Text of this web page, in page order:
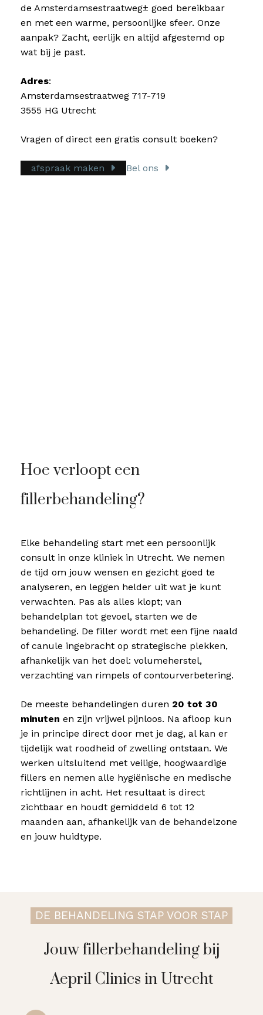
de Amsterdamsestraatweg± goed bereikbaar
en met een warme, persoonlijke sfeer. Onze
aanpak? Zacht, eerlijk en altijd afgestemd op
wat bij je past.
Adres:
Amsterdamsestraatweg 717-719
3555 HG Utrecht
Vragen of direct een gratis consult boeken?
afspraak maken Bel ons
Hoe verloopt een
fillerbehandeling?
Elke behandeling start met een persoonlijk
consult in onze kliniek in Utrecht. We nemen
de tijd om jouw wensen en gezicht goed te
analyseren, en leggen helder uit wat je kunt
verwachten. Pas als alles klopt; van
behandelplan tot gevoel, starten we de
behandeling. De filler wordt met een fijne naald
of canule ingebracht op strategische plekken,
afhankelijk van het doel: volumeherstel,
verzachting van rimpels of contourverbetering.
De meeste behandelingen duren 20 tot 30
minuten en zijn vrijwel pijnloos. Na afloop kun
je in principe direct door met je dag, al kan er
tijdelijk wat roodheid of zwelling ontstaan. We
werken uitsluitend met veilige, hoogwaardige
fillers en nemen alle hygiënische en medische
richtlijnen in acht. Het resultaat is direct
zichtbaar en houdt gemiddeld 6 tot 12
maanden aan, afhankelijk van de behandelzone
en jouw huidtype.
DE BEHANDELING STAP VOOR STAP
Jouw fillerbehandeling bij
Aepril Clinics in Utrecht